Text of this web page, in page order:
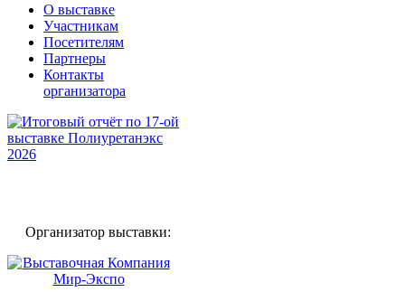
О выставке
Участникам
Посетителям
Партнеры
Контакты
организатора
Организатор выставки: